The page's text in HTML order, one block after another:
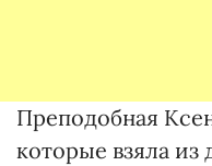
Преподобная
которые взяла из